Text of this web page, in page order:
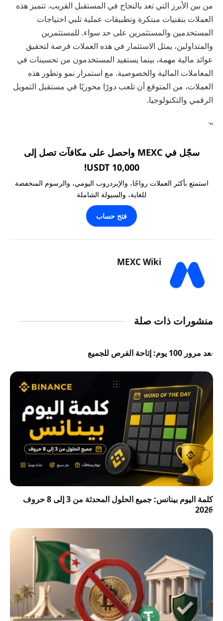
من بين الأبرز التي تعد بالنجاح في المستقبل القريب. تتميز هذه
العملات بتقنيات مبتكرة وتطبيقات عملية تلبي احتياجات
المستخدمين والمستثمرين على حد سواء. للمستثمرين
والمتداولين، يمثل الاستثمار في هذه العملات فرصة لتحقيق
عوائد مالية مهمة، بينما يستفيد المستخدمون من تحسينات في
المعاملات المالية والخصوصية. مع استمرار نمو وتطور هذه
العملات، من المتوقع أن تلعب دورًا محوريًا في مستقبل التمويل
الرقمي والتكنولوجيا.
“`
سجّل في MEXC واحصل على مكافآت تصل إلى
10,000 USDT!
استمتع بأكثر العملات رواجًا، والإيردروب اليومي، والرسوم المنخفضة
للغاية، والسيولة الشاملة
فتح حساب
MEXC Wiki
منشورات ذات صلة
بعد مرور 100 يوم: إتاحة الفرص للجميع
كلمة اليوم بينانس: جميع الحلول المحدثة من 3 إلى 8 حروف
2026